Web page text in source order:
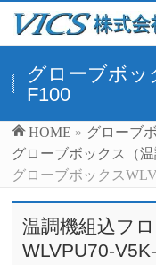
グローブボッ
F100
HOME » グローブ
グローブボックス（温
グローブボックス
温調機組込フ
WLVPU70-